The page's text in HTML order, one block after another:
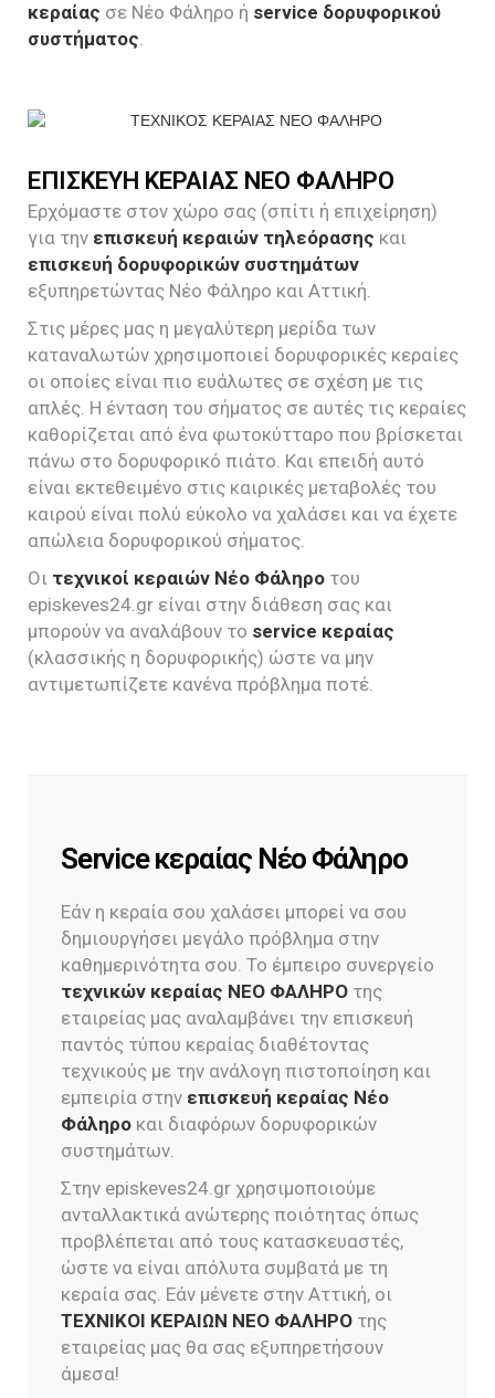
κεραίας σε Νέο Φάληρο ή service δορυφορικού
συστήματος.
ΕΠΙΣΚΕΥΗ ΚΕΡΑΙΑΣ ΝΕΟ ΦΑΛΗΡΟ
Ερχόμαστε στον χώρο σας (σπίτι ή επιχείρηση)
για την επισκευή κεραιών τηλεόρασης και
επισκευή δορυφορικών συστημάτων
εξυπηρετώντας Νέο Φάληρο και Αττική.
Στις μέρες μας η μεγαλύτερη μερίδα των
καταναλωτών χρησιμοποιεί δορυφορικές κεραίες
οι οποίες είναι πιο ευάλωτες σε σχέση με τις
απλές. Η ένταση του σήματος σε αυτές τις κεραίες
καθορίζεται από ένα φωτοκύτταρο που βρίσκεται
πάνω στο δορυφορικό πιάτο. Και επειδή αυτό
είναι εκτεθειμένο στις καιρικές μεταβολές του
καιρού είναι πολύ εύκολο να χαλάσει και να έχετε
απώλεια δορυφορικού σήματος.
Οι τεχνικοί κεραιών Νέο Φάληρο του
episkeves24.gr είναι στην διάθεση σας και
μπορούν να αναλάβουν το service κεραίας
(κλασσικής η δορυφορικής) ώστε να μην
αντιμετωπίζετε κανένα πρόβλημα ποτέ.
Service κεραίας Νέο Φάληρο
Εάν η κεραία σου χαλάσει μπορεί να σου
δημιουργήσει μεγάλο πρόβλημα στην
καθημερινότητα σου. Το έμπειρο συνεργείο
τεχνικών κεραίας ΝΕΟ ΦΑΛΗΡΟ της
εταιρείας μας αναλαμβάνει την επισκευή
παντός τύπου κεραίας διαθέτοντας
τεχνικούς με την ανάλογη πιστοποίηση και
εμπειρία στην επισκευή κεραίας Νέο
Φάληρο και διαφόρων δορυφορικών
συστημάτων.
Στην episkeves24.gr χρησιμοποιούμε
ανταλλακτικά ανώτερης ποιότητας όπως
προβλέπεται από τους κατασκευαστές,
ώστε να είναι απόλυτα συμβατά με τη
κεραία σας. Εάν μένετε στην Αττική, οι
ΤΕΧΝΙΚΟΙ ΚΕΡΑΙΩΝ ΝΕΟ ΦΑΛΗΡΟ της
εταιρείας μας θα σας εξυπηρετήσουν
άμεσα!